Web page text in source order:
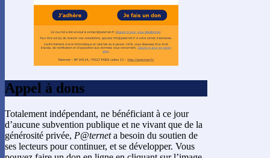
Appel à dons
Totalement indépendant, ne bénéficiant à ce jour
d’aucune subvention publique et ne vivant que de la
générosité privée, P@terneta besoin du soutien de
ses lecteurs pour continuer, et se développer. Vous